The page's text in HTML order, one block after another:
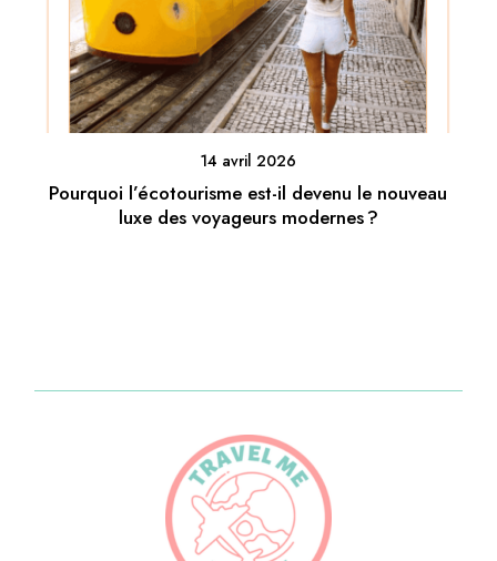
14 avril 2026
Pourquoi l’écotourisme est-il devenu le nouveau
luxe des voyageurs modernes ?